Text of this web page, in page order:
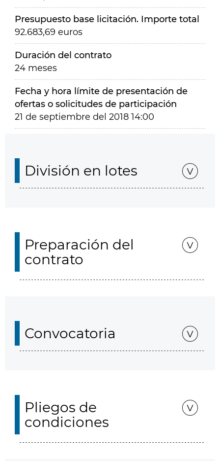
Presupuesto base licitación. Importe total
92.683,69 euros
Duración del contrato
24 meses
Fecha y hora límite de presentación de
ofertas o solicitudes de participación
21 de septiembre del 2018 14:00
División en lotes
Preparación del
contrato
Convocatoria
Pliegos de
condiciones